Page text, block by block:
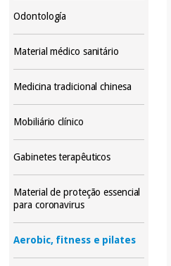
Odontología
Material médico sanitário
Medicina tradicional chinesa
Mobiliário clínico
Gabinetes terapêuticos
Material de proteção essencial
para coronavirus
Aerobic, fitness e pilates